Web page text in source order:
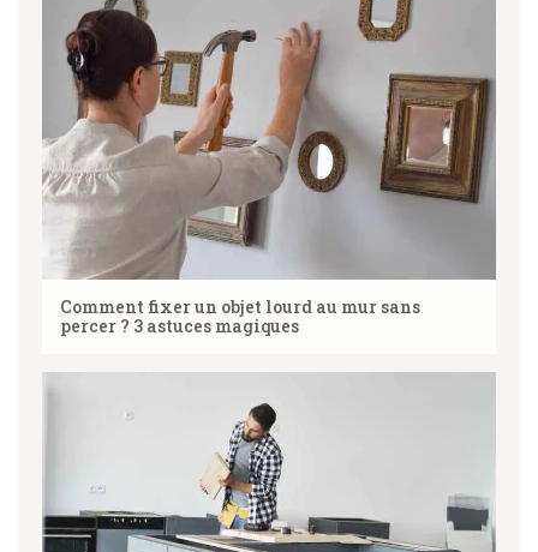
Comment fixer un objet lourd au mur sans
percer ? 3 astuces magiques